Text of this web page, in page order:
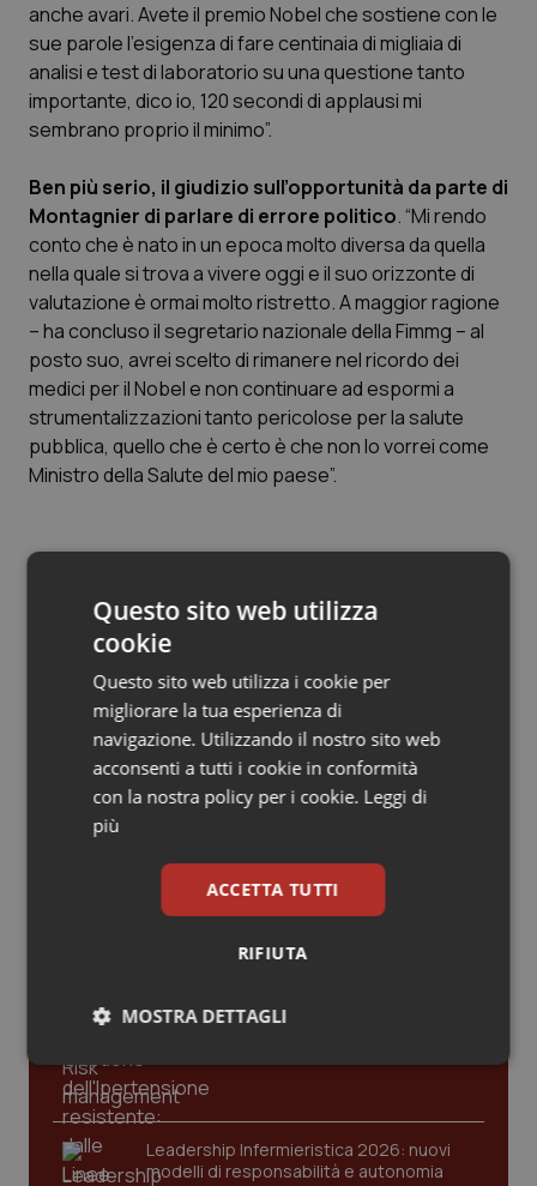
Marche
Molise
Provincia Autonoma di Bolzano
Provincia Autonoma di Trento
Puglia
Sardegna
Sicilia
Valle D’Aosta
Veneto
Donna & Salute
Epatiti
Infezioni & Febbre
Ipertensione & Scompenso
Malattie rare
Malattia di Crohn & Rettocolite Ulcerosa
Neuroscienze & patologie neurodegenerative
Oncodermatologia
Oncoematologia
Oncologia & Nutrizione
Psoriasi & pelle
Quotidiano Cardiologia
Quotidiano Chirurgia
Quotidiano Oncologia
Quotidiano Pediatria
Rene & patologie urogenitali
anche avari. Avete il premio Nobel che sostiene con le
sue parole l’esigenza di fare centinaia di migliaia di
analisi e test di laboratorio su una questione tanto
importante, dico io, 120 secondi di applausi mi
sembrano proprio il minimo”.
Ben più serio, il giudizio sull’opportunità da parte di
Montagnier di parlare di errore politico. “Mi rendo
conto che è nato in un epoca molto diversa da quella
nella quale si trova a vivere oggi e il suo orizzonte di
valutazione è ormai molto ristretto. A maggior ragione
– ha concluso il segretario nazionale della Fimmg – al
posto suo, avrei scelto di rimanere nel ricordo dei
medici per il Nobel e non continuare ad espormi a
strumentalizzazioni tanto pericolose per la salute
pubblica, quello che è certo è che non lo vorrei come
Ministro della Salute del mio paese”.
Vaccini. Montagnier: “Obbligo, errore politico e
medico”
02 Marzo 2018
© Riproduzione riservata
Ultime analisi e review da QS Pro
Cloud sanitario: infrastrutture,
Leadership Infermieristica 2026: nuovi
modelli di responsabilità e autonomia
Questo sito web utilizza
cookie
Questo sito web utilizza i cookie per
migliorare la tua esperienza di
navigazione. Utilizzando il nostro sito web
acconsenti a tutti i cookie in conformità
con la nostra policy per i cookie. Leggi di
più
ACCETTA TUTTI
RIFIUTA
MOSTRA DETTAGLI
Necessari Statistici Marketing